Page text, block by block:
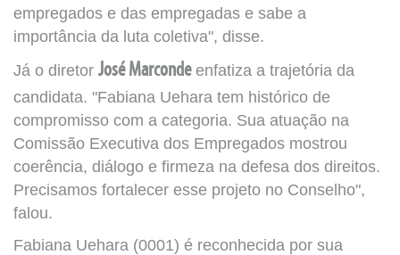
empregados e das empregadas e sabe a
importância da luta coletiva", disse.
Já o diretor José Marcondeenfatiza a trajetória da
candidata. "Fabiana Uehara tem histórico de
compromisso com a categoria. Sua atuação na
Comissão Executiva dos Empregados mostrou
coerência, diálogo e firmeza na defesa dos direitos.
Precisamos fortalecer esse projeto no Conselho",
falou.
Fabiana Uehara (0001) é reconhecida por sua